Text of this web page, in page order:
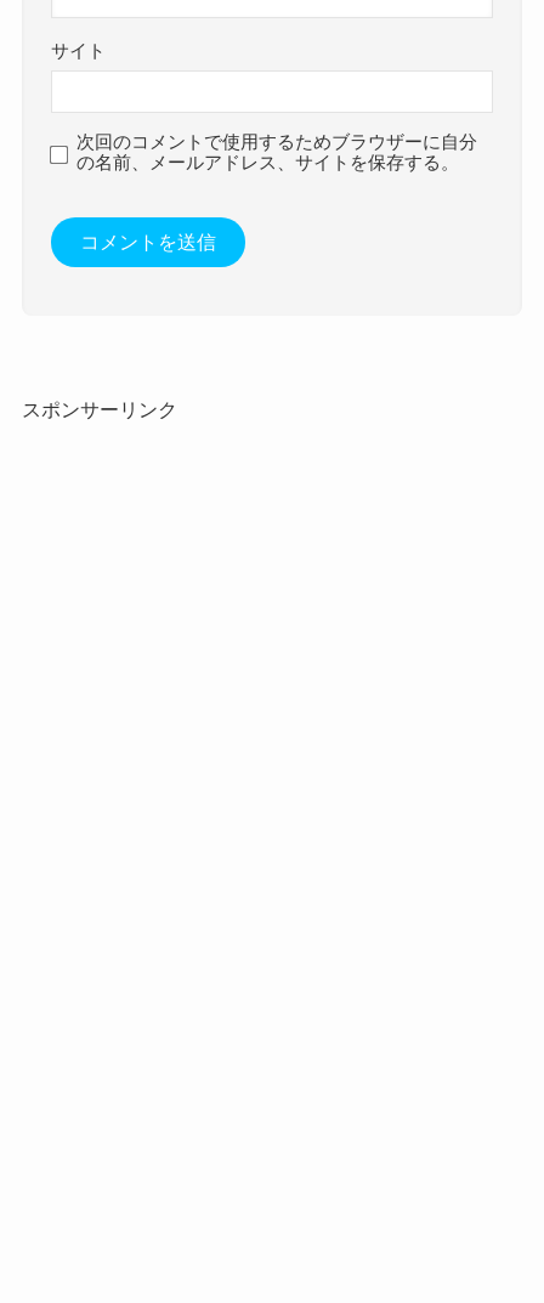
サイト
次回のコメントで使用するためブラウザーに自分
の名前、メールアドレス、サイトを保存する。
スポンサーリンク